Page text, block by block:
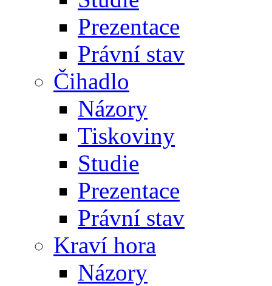
Prezentace
Právní stav
Čihadlo
Názory
Tiskoviny
Studie
Prezentace
Právní stav
Kraví hora
Názory